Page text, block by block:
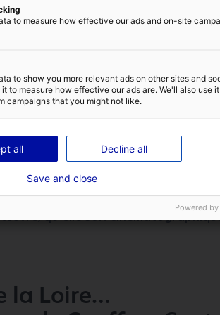
paysages sonores, transformer
produire un son original pour
est fasciné par la manière dont
aujourd’hui sur de nombreuses
ce lieu unique organise aussi
des Pays de la Loire, La
pour incarner des voix.
titre que l’univers sonore, le
qu’elle soit
la Loire…
to measure how effective our ads and on-site
to show you more relevant ads on other sites and
it to measure how effective our ads are. We'll also use
campaigns that you might not like.
all Decline all
Save and close
Powered by